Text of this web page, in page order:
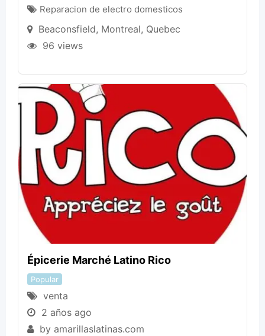
Reparacion de electro domesticos
Beaconsfield, Montreal, Quebec
96 views
Épicerie Marché Latino Rico
Popular
venta
2 años ago
by amarillaslatinas.com